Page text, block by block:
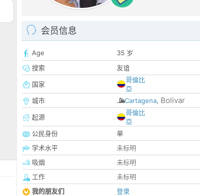
会员信息
Age
35 岁
搜索
友谊
国家
哥倫比
亞
城市
Cartagena, Bolivar
起源
哥倫比
亞
公民身份
单
学术水平
未标明
吸烟
未标明
工作
未标明
我的朋友们
登录